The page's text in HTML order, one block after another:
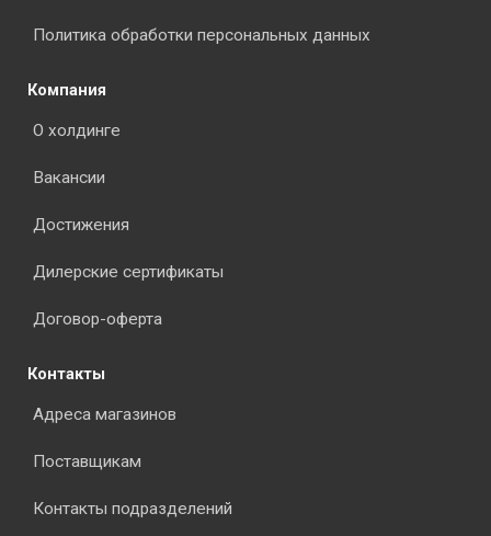
Политика обработки персональных данных
Компания
О холдинге
Вакансии
Достижения
Дилерские сертификаты
Договор-оферта
Контакты
Адреса магазинов
Поставщикам
Контакты подразделений